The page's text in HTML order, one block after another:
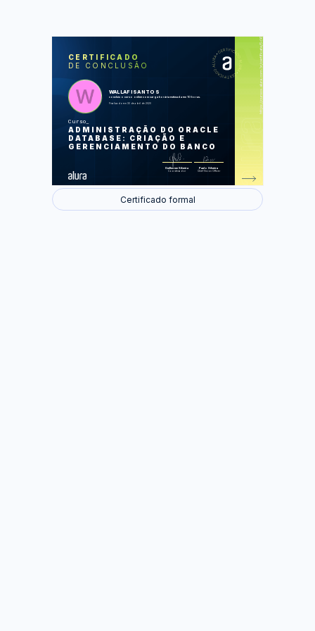
CERTIFICADO
DE CONCLUSÃO
WALLAFISANTOS
concluiu o curso online com carga horária estimada em 10 horas.
Finalizado em 30 de abril de 2020
Curso
ADMINISTRAÇÃO DO ORACLE
DATABASE: CRIAÇÃO E
GERENCIAMENTO DO BANCO
Guilherme Silveira
Coordenador
Paulo Silveira
Chief Vision Officer
LAS
Instalando o Oracle Database
Criando o banco de dados
Certificado formal